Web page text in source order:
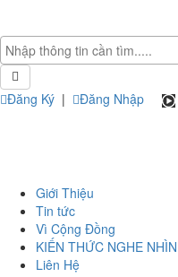
Đăng Ký | Đăng Nhập
Giới Thiệu
Tin tức
Vì Cộng Đồng
KIẾN THỨC NGHE NHÌN
Liên Hệ